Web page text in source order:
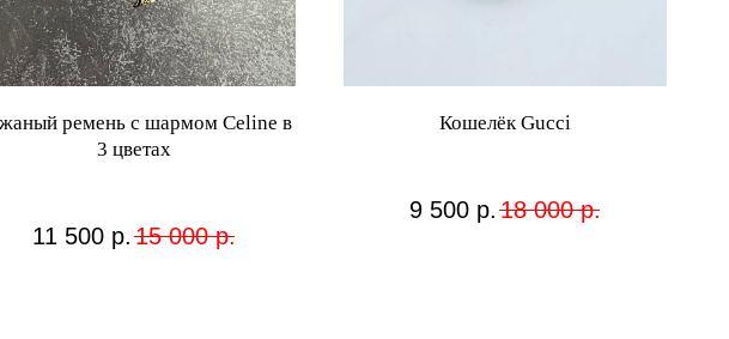
ремень с шармом Celine в
3 цветах
11 500 р. 15 000 р.
Кошелёк Gucci
9 500 р. 18 000 р.